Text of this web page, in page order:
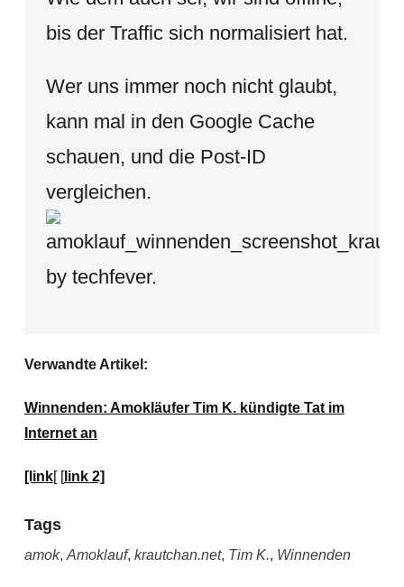
bis der Traffic sich normalisiert hat.
Wer uns immer noch nicht glaubt,
kann mal in den Google Cache
schauen, und die Post-ID
vergleichen.
Verwandte Artikel:
Winnenden: Amokläufer Tim K. kündigte Tat im
Internet an
[link[ [link 2]
Tags
amok, Amoklauf, krautchan.net, Tim K., Winnenden